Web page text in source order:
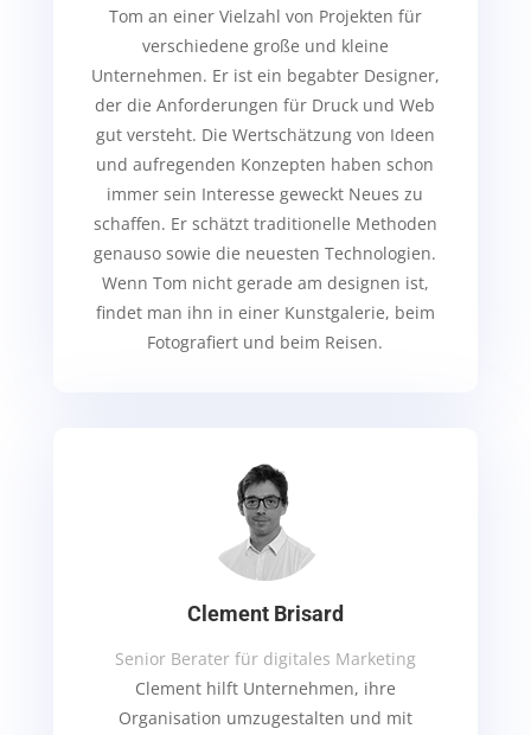
Tom an einer Vielzahl von Projekten für
verschiedene große und kleine
Unternehmen. Er ist ein begabter Designer,
der die Anforderungen für Druck und Web
gut versteht. Die Wertschätzung von Ideen
und aufregenden Konzepten haben schon
immer sein Interesse geweckt Neues zu
schaffen. Er schätzt traditionelle Methoden
genauso sowie die neuesten Technologien.
Wenn Tom nicht gerade am designen ist,
findet man ihn in einer Kunstgalerie, beim
Fotografiert und beim Reisen.
Clement Brisard
Senior Berater für digitales Marketing
Clement hilft Unternehmen, ihre
Organisation umzugestalten und mit